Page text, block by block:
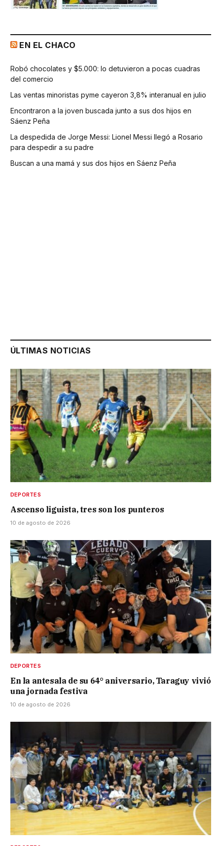
EN EL CHACO
Robó chocolates y $5.000: lo detuvieron a pocas cuadras
del comercio
Las ventas minoristas pyme cayeron 3,8% interanual en julio
Encontraron a la joven buscada junto a sus dos hijos en
Sáenz Peña
La despedida de Jorge Messi: Lionel Messi llegó a Rosario
para despedir a su padre
Buscan a una mamá y sus dos hijos en Sáenz Peña
ÚLTIMAS NOTICIAS
DEPORTES
Ascenso liguista, tres son los punteros
10 de agosto de 2026
DEPORTES
En la antesala de su 64° aniversario, Taraguy vivió
una jornada festiva
10 de agosto de 2026